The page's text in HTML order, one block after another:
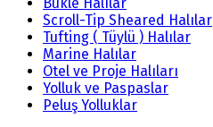
Scroll-Tip Sheared Halılar
Tufting ( Tüylü ) Halılar
Marine Halılar
Otel ve Proje Halıları
Yolluk ve Paspaslar
Peluş Yolluklar